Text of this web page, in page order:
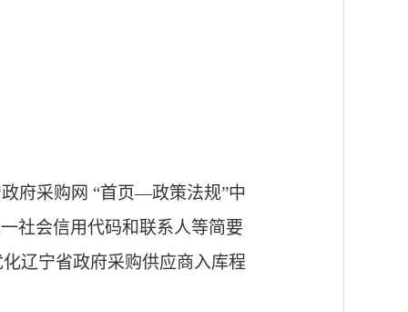
府采购网 “首页—政策法规”中
社会信用代码和联系人等简要
辽宁省政府采购供应商入库程